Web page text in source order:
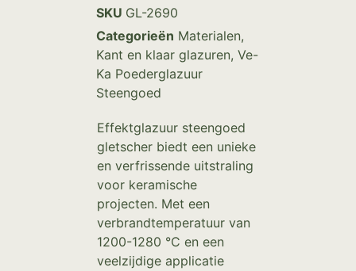
SKU GL-2690
Categorieën Materialen,
Kant en klaar glazuren, Ve-
Ka Poederglazuur
Steengoed
Effektglazuur steengoed
gletscher biedt een unieke
en verfrissende uitstraling
voor keramische
projecten. Met een
verbrandtemperatuur van
1200-1280 °C en een
veelzijdige applicatie